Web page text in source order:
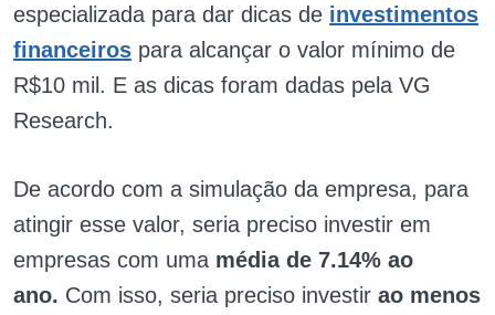
especializada para dar dicas de investimentos
financeiros para alcançar o valor mínimo de
R$10 mil. E as dicas foram dadas pela VG
Research.
De acordo com a simulação da empresa, para
atingir esse valor, seria preciso investir em
empresas com uma média de 7.14% ao
ano. Com isso, seria preciso investir ao menos